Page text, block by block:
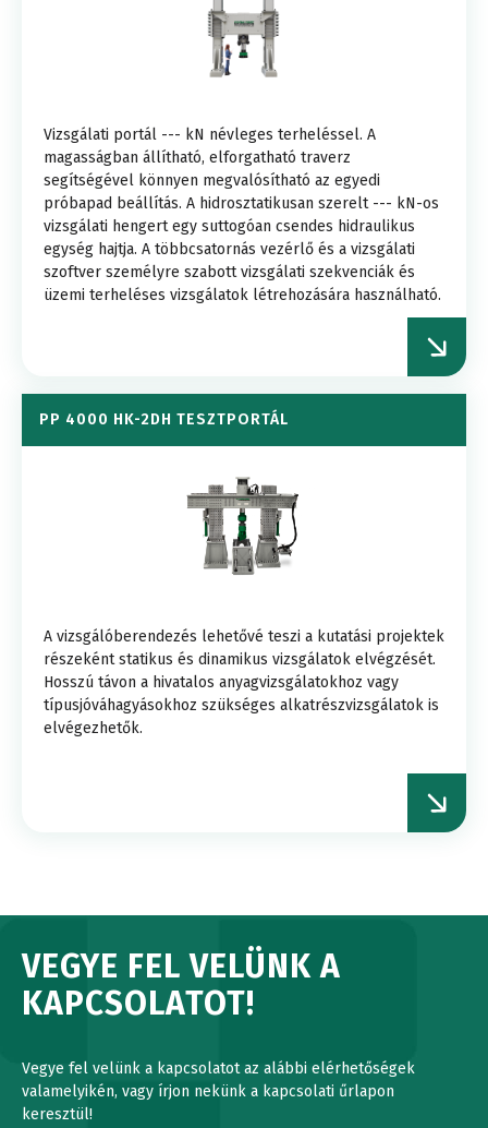
Vizsgálati portál --- kN névleges terheléssel. A
magasságban állítható, elforgatható traverz
segítségével könnyen megvalósítható az egyedi
próbapad beállítás. A hidrosztatikusan szerelt --- kN-os
vizsgálati hengert egy suttogóan csendes hidraulikus
egység hajtja. A többcsatornás vezérlő és a vizsgálati
szoftver személyre szabott vizsgálati szekvenciák és
üzemi terheléses vizsgálatok létrehozására használható.
PP 4000 HK-2DH TESZTPORTÁL
A vizsgálóberendezés lehetővé teszi a kutatási projektek
részeként statikus és dinamikus vizsgálatok elvégzését.
Hosszú távon a hivatalos anyagvizsgálatokhoz vagy
típusjóváhagyásokhoz szükséges alkatrészvizsgálatok is
elvégezhetők.
VEGYE FEL VELÜNK A
KAPCSOLATOT!
Vegye fel velünk a kapcsolatot az alábbi elérhetőségek
valamelyikén, vagy írjon nekünk a kapcsolati űrlapon
keresztül!